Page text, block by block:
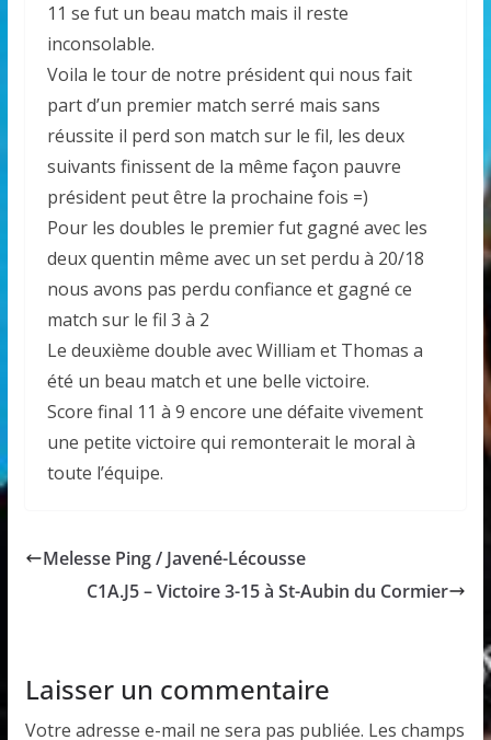
11 se fut un beau match mais il reste
inconsolable.
Voila le tour de notre président qui nous fait
part d’un premier match serré mais sans
réussite il perd son match sur le fil, les deux
suivants finissent de la même façon pauvre
président peut être la prochaine fois =)
Pour les doubles le premier fut gagné avec les
deux quentin même avec un set perdu à 20/18
nous avons pas perdu confiance et gagné ce
match sur le fil 3 à 2
Le deuxième double avec William et Thomas a
été un beau match et une belle victoire.
Score final 11 à 9 encore une défaite vivement
une petite victoire qui remonterait le moral à
toute l’équipe.
Melesse Ping / Javené-Lécousse
C1A.J5 – Victoire 3-15 à St-Aubin du Cormier
Laisser un commentaire
Votre adresse e-mail ne sera pas publiée. Les champs